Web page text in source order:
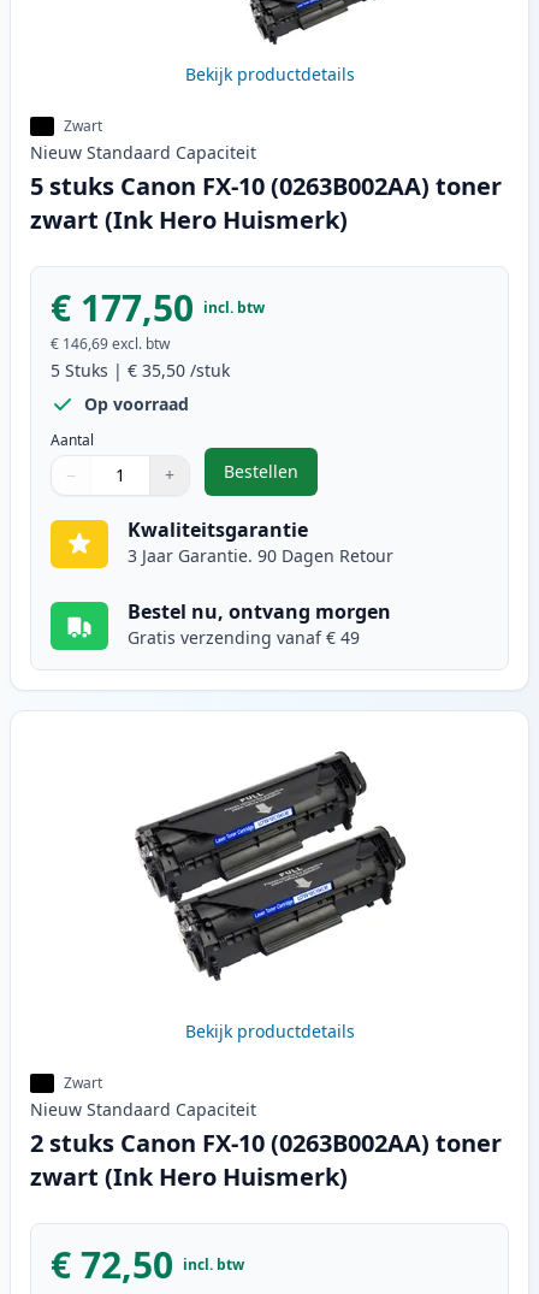
Bekijk productdetails
Zwart
Nieuw Standaard Capaciteit
5 stuks Canon FX-10 (0263B002AA) toner
zwart (Ink Hero Huismerk)
€ 177,50 incl. btw
€ 146,69excl. btw
5 Stuks | € 35,50 /stuk
Op voorraad
Aantal
Gebruik de knoppen om aan te passen
− +
1
Bestellen
,5 stuks Canon FX-10
Kwaliteitsgarantie
3 Jaar Garantie. 90 Dagen Retour
Bestel nu, ontvang morgen
Gratis verzending vanaf € 49
Bekijk productdetails
Zwart
Nieuw Standaard Capaciteit
2 stuks Canon FX-10 (0263B002AA) toner
zwart (Ink Hero Huismerk)
€ 72,50 incl. btw